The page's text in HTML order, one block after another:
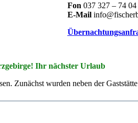
Fon 037 327 – 74 04
E-Mail
Ihr nächster Urlaub
Zunächst wurden neben der